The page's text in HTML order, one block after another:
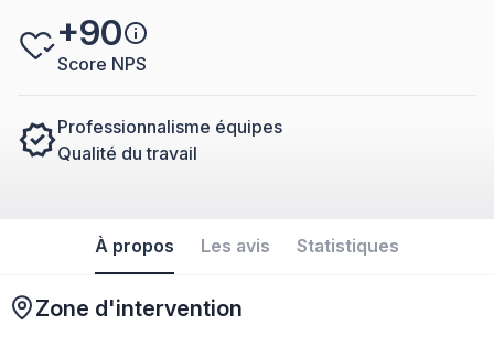
+90
Score NPS
Professionnalisme équipes
Qualité du travail
À propos Les avis Statistiques
Zone d'intervention